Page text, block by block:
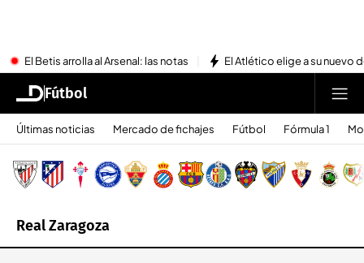
El Betis arrolla al Arsenal: las notas El Atlético elige a su nuevo
Fútbol
Últimas noticias Mercado de fichajes Fútbol Fórmula 1
Real Zaragoza